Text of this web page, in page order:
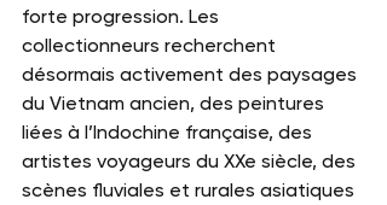
forte progression. Les
collectionneurs recherchent
désormais activement des paysages
du Vietnam ancien, des peintures
liées à l’Indochine française, des
artistes voyageurs du XXe siècle, des
scènes fluviales et rurales asiatiques